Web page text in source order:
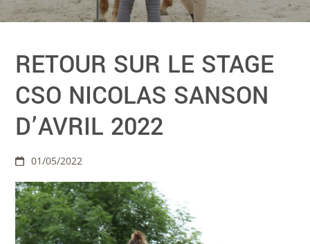
RETOUR SUR LE STAGE
CSO NICOLAS SANSON
D’AVRIL 2022
01/05/2022